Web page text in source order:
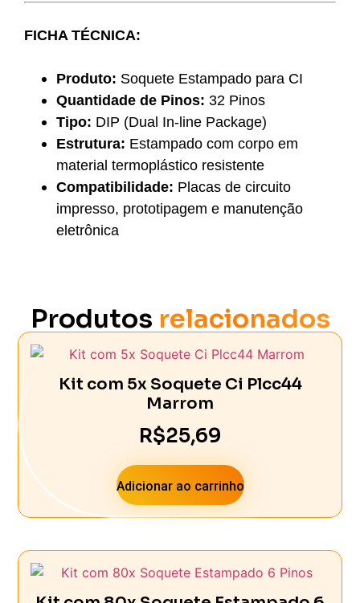
FICHA TÉCNICA:
Produto: Soquete Estampado para CI
Quantidade de Pinos: 32 Pinos
Tipo: DIP (Dual In-line Package)
Estrutura: Estampado com corpo em
material termoplástico resistente
Compatibilidade: Placas de circuito
impresso, prototipagem e manutenção
eletrônica
Produtos relacionados
Kit com 5x Soquete Ci Plcc44
Marrom
R$25,69
Adicionar ao carrinho